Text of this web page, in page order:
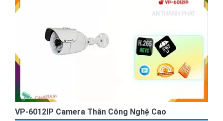
VP-6012IP Camera Thân Công Nghệ Cao